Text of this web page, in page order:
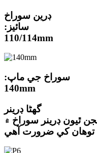
ڊرين سوراخ
سائيز:
110/114mm
سوراخ جي ماپ:
140mm
گھڻا ڊرينر
ٿيون ڊرينر سوراخ ۾